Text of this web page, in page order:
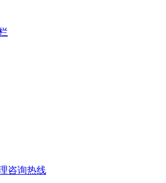
咨询热线